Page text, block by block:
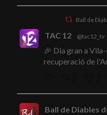
Ball de
TAC 12 @tac12_tv
🎉 Dia gran a
recuperació de
Ball de Diables